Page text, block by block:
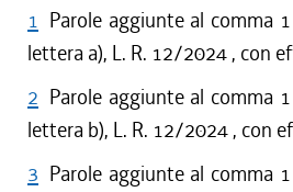
1 Parole aggiunte al comma
lettera a), L. R. 12/2024 , con
2 Parole aggiunte al comma
lettera b), L. R. 12/2024 , con
3 Parole aggiunte al comma